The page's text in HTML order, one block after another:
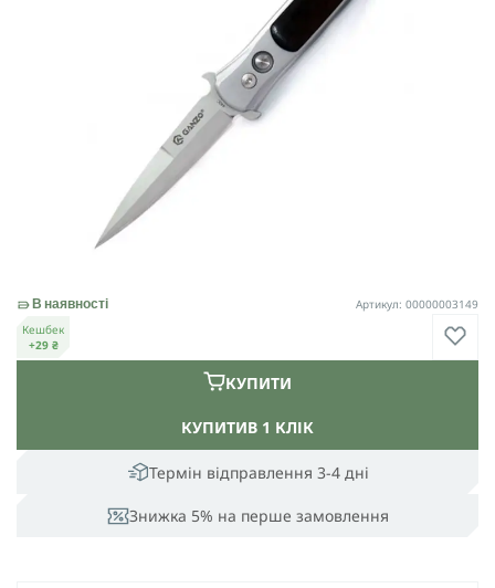
Термін відправлення 3-4 дні
Знижка 5% на перше замовлення
КУПИТИВ 1 КЛІК
КУПИТИ
В наявності
Артикул: 00000003149
Кешбек
+29 ₴